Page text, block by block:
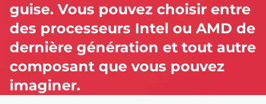
e
T
h
i
guise. Vous pouvez choisir entre
des processeurs Intel ou AMD de
dernière génération et tout autre
composant que vous pouvez
imaginer.